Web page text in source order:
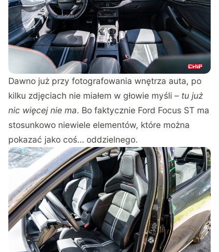
Dawno już przy fotografowania wnętrza auta, po
kilku zdjęciach nie miałem w głowie myśli – tu już
nic więcej nie ma. Bo faktycznie Ford Focus ST ma
stosunkowo niewiele elementów, które można
pokazać jako coś… oddzielnego.